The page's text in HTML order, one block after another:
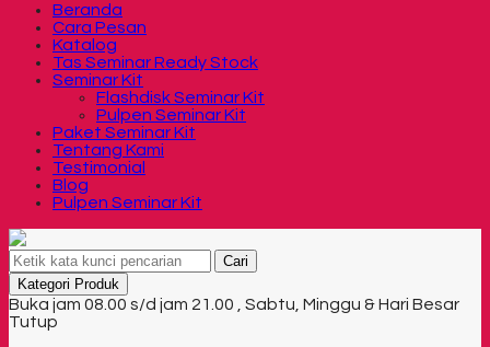
Beranda
Cara Pesan
Katalog
Tas Seminar Ready Stock
Seminar Kit
Flashdisk Seminar Kit
Pulpen Seminar Kit
Paket Seminar Kit
Tentang Kami
Testimonial
Blog
Pulpen Seminar Kit
Cari
Kategori Produk
Buka jam 08.00 s/d jam 21.00 , Sabtu, Minggu & Hari Besar
Tutup